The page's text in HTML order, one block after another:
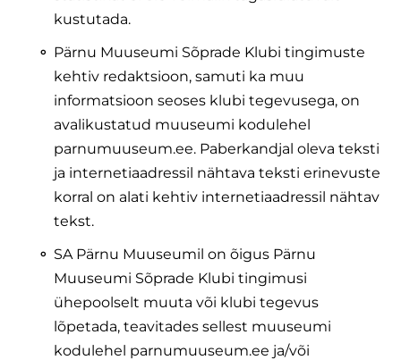
kustutada.
Pärnu Muuseumi Sõprade Klubi tingimuste
kehtiv redaktsioon, samuti ka muu
informatsioon seoses klubi tegevusega, on
avalikustatud muuseumi kodulehel
parnumuuseum.ee. Paberkandjal oleva teksti
ja internetiaadressil nähtava teksti erinevuste
korral on alati kehtiv internetiaadressil nähtav
tekst.
SA Pärnu Muuseumil on õigus Pärnu
Muuseumi Sõprade Klubi tingimusi
ühepoolselt muuta või klubi tegevus
lõpetada, teavitades sellest muuseumi
kodulehel parnumuuseum.ee ja/või